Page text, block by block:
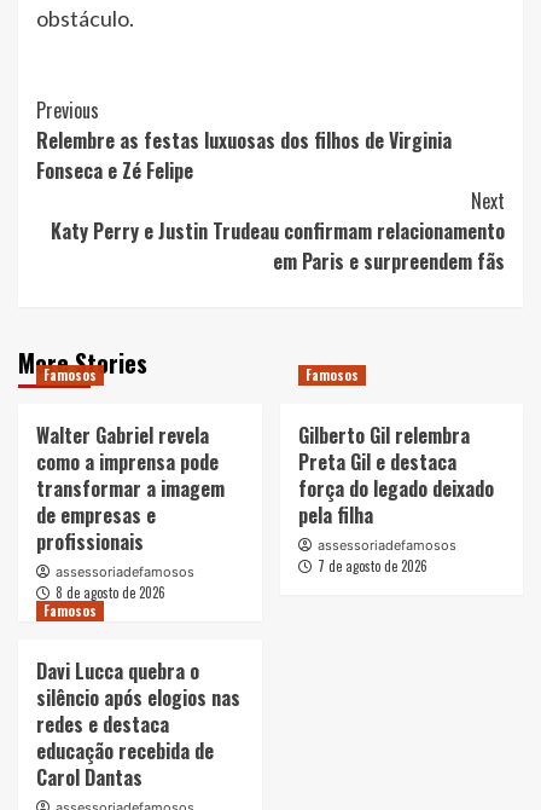
obstáculo.
Post
Navigation
Previous
Relembre as festas luxuosas dos filhos de Virginia
Fonseca e Zé Felipe
Next
Katy Perry e Justin Trudeau confirmam relacionamento
em Paris e surpreendem fãs
More Stories
Famosos
Walter Gabriel revela
como a imprensa pode
transformar a imagem
de empresas e
profissionais
assessoriadefamosos
8 de agosto de 2026
Famosos
Gilberto Gil relembra
Preta Gil e destaca
força do legado deixado
pela filha
assessoriadefamosos
7 de agosto de 2026
Famosos
Davi Lucca quebra o
silêncio após elogios nas
redes e destaca
educação recebida de
Carol Dantas